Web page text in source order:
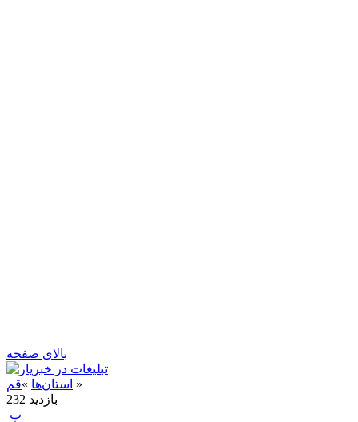
بالای صفحه
استان‌ها »قم
»
232 بازدید
‍ پ